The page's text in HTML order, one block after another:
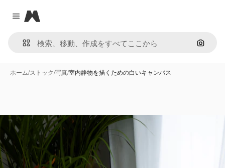
Close menu
Magnific
画像で
ホーム/ストック/写真/室内静物を描くための白いキャンバス